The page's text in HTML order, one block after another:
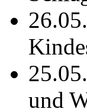
und